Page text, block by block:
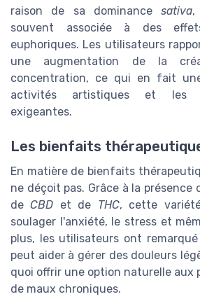
raison de sa dominancesativa,
souvent associée à des
euphoriques. Les utilisateurs
une augmentation de la
concentration, ce qui en fait
activités artistiques et les
exigeantes.
Les bienfaits
En matière de bienfaits
ne déçoit pas. Grâce à la présence
deCBD et de THC, cette
soulager l'anxiété, le stress et
plus, les utilisateurs ont
peut aider à gérer des douleurs
quoi offrir une option naturelle aux
de maux chroniques.